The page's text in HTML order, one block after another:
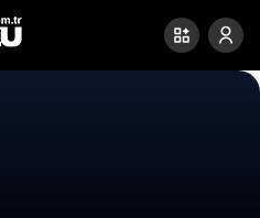
0 Paylaş